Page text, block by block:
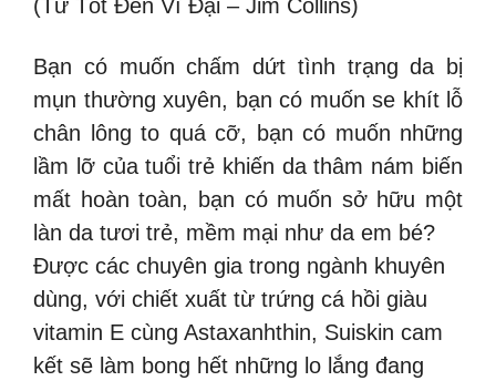
(Từ Tốt Đến Vĩ Đại – Jim Collins)
Bạn có muốn chấm dứt tình trạng da bị
mụn thường xuyên, bạn có muốn se khít lỗ
chân lông to quá cỡ, bạn có muốn những
lầm lỡ của tuổi trẻ khiến da thâm nám biến
mất hoàn toàn, bạn có muốn sở hữu một
làn da tươi trẻ, mềm mại như da em bé?
Được các chuyên gia trong ngành khuyên
dùng, với chiết xuất từ trứng cá hồi giàu
vitamin E cùng Astaxanhthin, Suiskin cam
kết sẽ làm bong hết những lo lắng đang